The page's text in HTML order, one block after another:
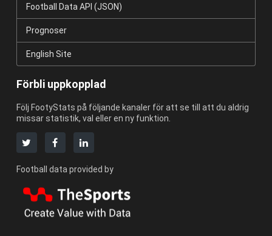
Football Data API (JSON)
Prognoser
English Site
Förbli uppkopplad
Följ FootyStats på följande kanaler för att se till att du aldrig
missar statistik, val eller en ny funktion.
Football data provided by